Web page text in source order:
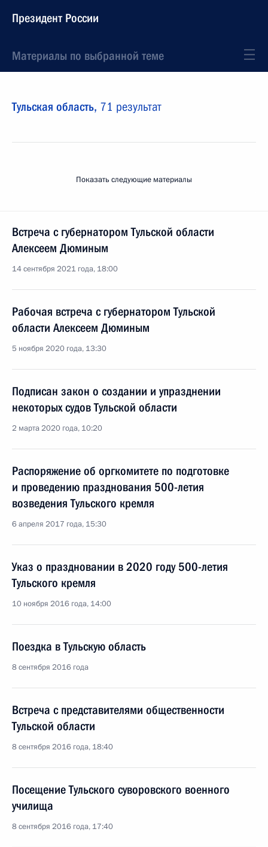
Президент России
Материалы по выбранной теме
Тульская область, 71 результат
Показать следующие материалы
Встреча с губернатором Тульской области
Алексеем Дюминым
14 сентября 2021 года, 18:00
Рабочая встреча с губернатором Тульской
области Алексеем Дюминым
5 ноября 2020 года, 13:30
Подписан закон о создании и упразднении
некоторых судов Тульской области
2 марта 2020 года, 10:20
Распоряжение об оргкомитете по подготовке
и проведению празднования 500-летия
возведения Тульского кремля
6 апреля 2017 года, 15:30
Указ о праздновании в 2020 году 500-летия
Тульского кремля
10 ноября 2016 года, 14:00
Поездка в Тульскую область
8 сентября 2016 года
Встреча с представителями общественности
Тульской области
8 сентября 2016 года, 18:40
Посещение Тульского суворовского военного
училища
8 сентября 2016 года, 17:40